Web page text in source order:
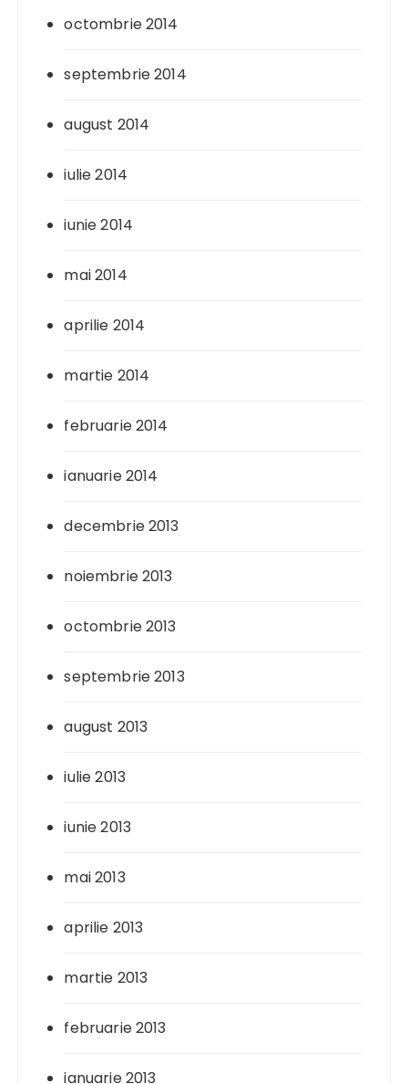
octombrie 2014
septembrie 2014
august 2014
iulie 2014
iunie 2014
mai 2014
aprilie 2014
martie 2014
februarie 2014
ianuarie 2014
decembrie 2013
noiembrie 2013
octombrie 2013
septembrie 2013
august 2013
iulie 2013
iunie 2013
mai 2013
aprilie 2013
martie 2013
februarie 2013
ianuarie 2013